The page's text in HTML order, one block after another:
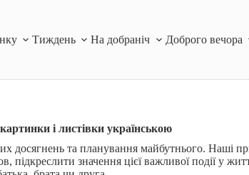
Тиждень На добраніч Доброго вечора
і листівки українською
досягнень та планування майбутнього. Наші
значення цієї важливої події у